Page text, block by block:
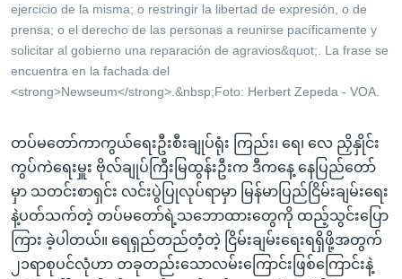
နေရာ
သို့
ကျော်
ရန်
ejercicio de la misma; o restringir la libertad de expresión, o de
prensa; o el derecho de las personas a reunirse pacíficamente y
solicitar al gobierno una reparación de agravios&quot;. La frase se
encuentra en la fachada del
<strong>Newseum</strong>.&nbsp;Foto: Herbert Zepeda - VOA.
တပ်မတော်ကာကွယ်ရေးဦးစီးချုပ်ရုံး ကြည်း၊ ရေ၊ လေ ညှိနှိုင်း
ကွပ်ကဲရေးမှူး ဗိုလ်ချုပ်ကြီးမြထွန်းဦးက ဒီကနေ့ နေပြည်တော်
မှာ သတင်းစာရှင်း လင်းပွဲပြုလုပ်ရာမှာ မြန်မာပြည်ငြိမ်းချမ်းရေး
နဲ့ပတ်သက်တဲ့ တပ်မတော်ရဲ့သဘောထားတွေကို ထည့်သွင်းပြော
ကြား ခဲ့ပါတယ်။ ရေရှည်တည်တံ့တဲ့ ငြိမ်းချမ်းရေးရရှိဖို့အတွက်
၂၁ရာစုပင်လုံဟာ တခုတည်းသောလမ်းကြောင်းဖြစ်ကြောင်းနဲ့